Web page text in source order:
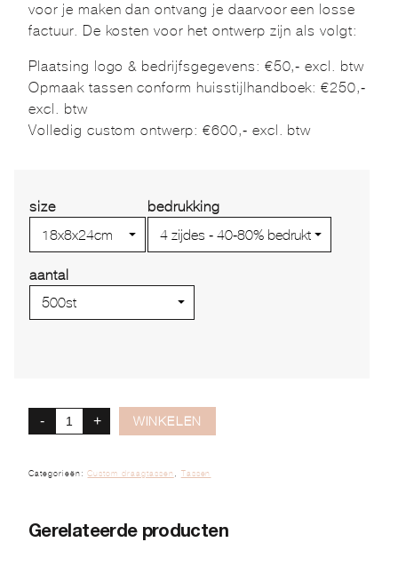
voor je maken dan ontvang je daarvoor een losse
factuur. De kosten voor het ontwerp zijn als volgt:
Plaatsing logo & bedrijfsgegevens: €50,- excl. btw
Opmaak tassen conform huisstijlhandboek: €250,-
excl. btw
Volledig custom ontwerp: €600,- excl. btw
size bedrukking
aantal
- + WINKELEN
Categorieën:Custom draagtassen , Tassen
Gerelateerde producten